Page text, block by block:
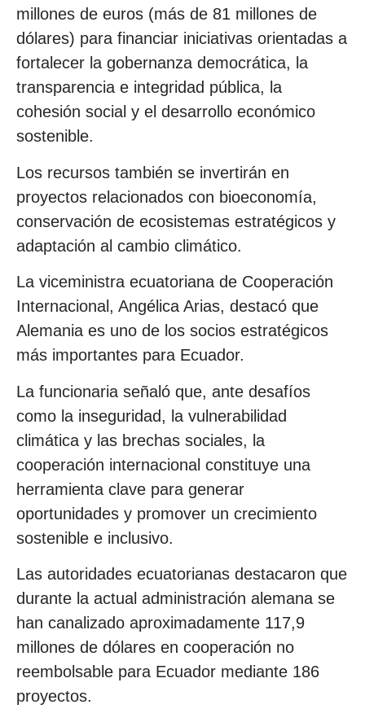
millones de euros (más de 81 millones de
dólares) para financiar iniciativas orientadas a
fortalecer la gobernanza democrática, la
transparencia e integridad pública, la
cohesión social y el desarrollo económico
sostenible.
Los recursos también se invertirán en
proyectos relacionados con bioeconomía,
conservación de ecosistemas estratégicos y
adaptación al cambio climático.
La viceministra ecuatoriana de Cooperación
Internacional, Angélica Arias, destacó que
Alemania es uno de los socios estratégicos
más importantes para Ecuador.
La funcionaria señaló que, ante desafíos
como la inseguridad, la vulnerabilidad
climática y las brechas sociales, la
cooperación internacional constituye una
herramienta clave para generar
oportunidades y promover un crecimiento
sostenible e inclusivo.
Las autoridades ecuatorianas destacaron que
durante la actual administración alemana se
han canalizado aproximadamente 117,9
millones de dólares en cooperación no
reembolsable para Ecuador mediante 186
proyectos.